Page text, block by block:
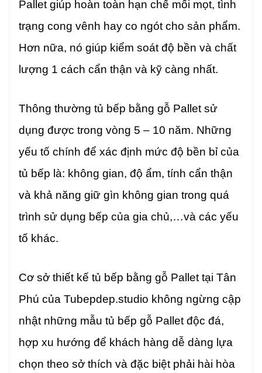
Pallet giúp hoàn toàn hạn chế mối mọt, tình
trạng cong vênh hay co ngót cho sản phẩm.
Hơn nữa, nó giúp kiểm soát độ bền và chất
lượng 1 cách cẩn thận và kỹ càng nhất.
Thông thường tủ bếp bằng gỗ Pallet sử
dụng được trong vòng 5 – 10 năm. Những
yếu tố chính để xác định mức độ bền bỉ của
tủ bếp là: không gian, độ ẩm, tính cẩn thận
và khả năng giữ gìn không gian trong quá
trình sử dụng bếp của gia chủ,…và các yếu
tố khác.
Cơ sở thiết kế tủ bếp bằng gỗ Pallet tại Tân
Phú của Tubepdep.studio không ngừng cập
nhật những mẫu tủ bếp gỗ Pallet độc đá,
hợp xu hướng để khách hàng dễ dàng lựa
chọn theo sở thích và đặc biệt phải hài hòa